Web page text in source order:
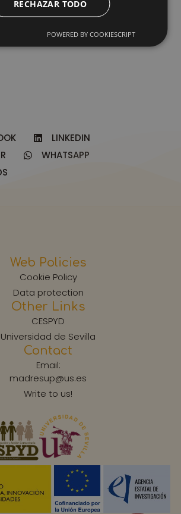
LINKEDIN
WHATSAPP
Web Policies
Cookie Policy
Data protection
Other Links
CESPYD
Universidad de Sevilla
Contact
Email:
madresup@us.es
Write to us!
RECHAZAR TODO
POWERED BY COOKIESCRIPT